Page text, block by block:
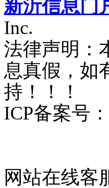
新沂信息门
Inc.
法律声明：
息真假，如
持！！！
ICP备案号：
网站在线客